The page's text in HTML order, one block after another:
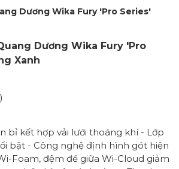
Dương Wika Fury 'Pro Series'
Dương Wika Fury 'Pro
Xanh
bỉ kết hợp vải lưới thoáng khí - Lớp
bật - Công nghệ định hình gót hiện
Foam, đệm đế giữa Wi-Cloud giảm